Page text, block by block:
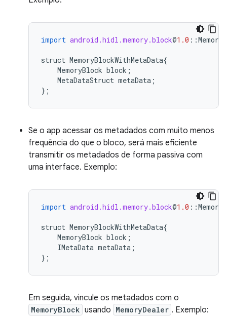
import android.hidl.memory.block@1.0 ::
struct MemoryBlockWithMetaData{
MemoryBlock block ;
MetaDataStruct metaData ;
};
Se o app acessar os metadados com muito menos
frequência do que o bloco, será mais eficiente
transmitir os metadados de forma passiva com
uma interface. Exemplo:
import android.hidl.memory.block@1.0 ::
struct MemoryBlockWithMetaData{
MemoryBlock block ;
IMetaData metaData ;
};
Em seguida, vincule os metadados com o
MemoryBlock usando MemoryDealer . Exemplo: